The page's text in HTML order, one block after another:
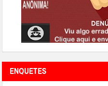
ENQUETES